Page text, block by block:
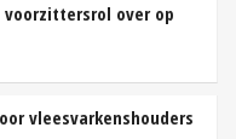
voorzittersrol over op
vleesvarkenshouders